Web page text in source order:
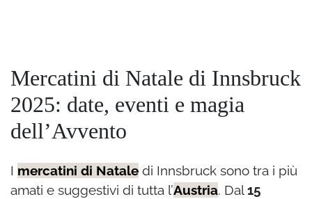
Mercatini di Natale di Innsbruck
2025: date, eventi e magia
dell’Avvento
I mercatini di Natale di Innsbruck sono tra i più
amati e suggestivi di tutta l’Austria. Dal15